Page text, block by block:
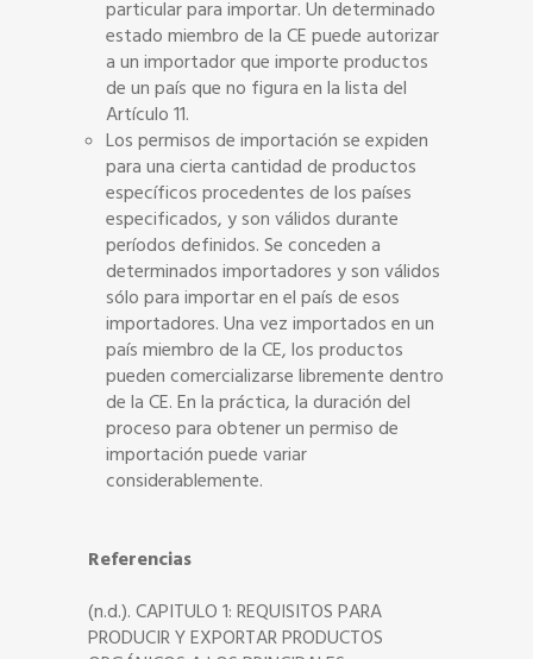
particular para importar. Un determinado
estado miembro de la CE puede autorizar
a un importador que importe productos
de un país que no figura en la lista del
Artículo 11.
Los permisos de importación se expiden
para una cierta cantidad de productos
específicos procedentes de los países
especificados, y son válidos durante
períodos definidos. Se conceden a
determinados importadores y son válidos
sólo para importar en el país de esos
importadores. Una vez importados en un
país miembro de la CE, los productos
pueden comercializarse libremente dentro
de la CE. En la práctica, la duración del
proceso para obtener un permiso de
importación puede variar
considerablemente.
Referencias
(n.d.). CAPITULO 1: REQUISITOS PARA
PRODUCIR Y EXPORTAR PRODUCTOS